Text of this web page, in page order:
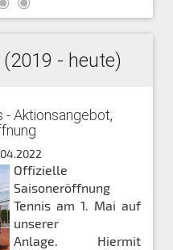
- heute)
- Aktionsangebot,
Offizielle
Saisoneröffnung
Tennis am 1. Mai auf
unserer
Anlage. Hiermit